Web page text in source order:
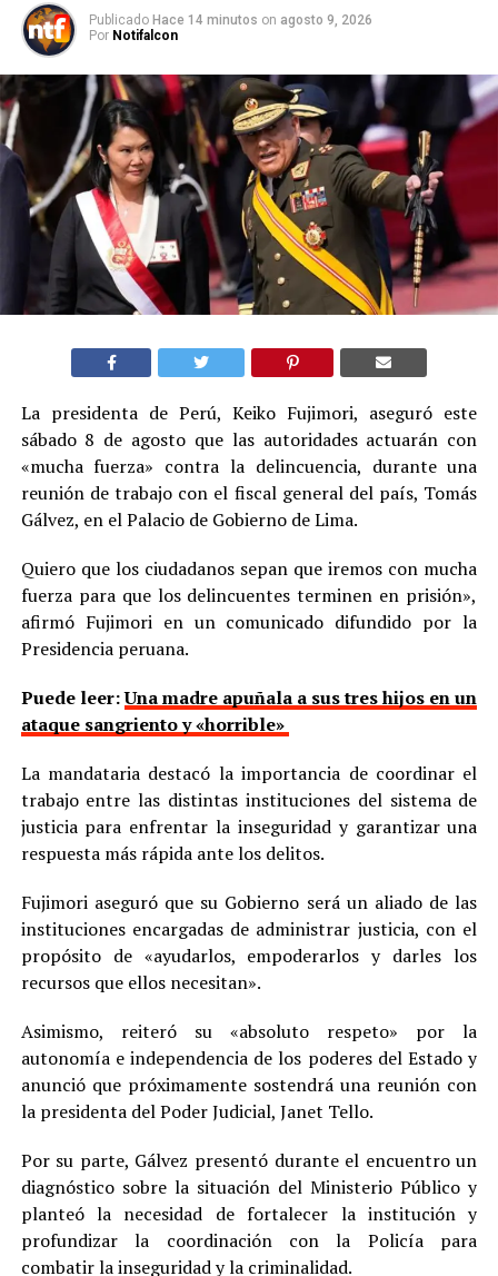
Publicado Hace 14 minutos on agosto 9, 2026
Por Notifalcon
La presidenta de Perú, Keiko Fujimori, aseguró este
sábado 8 de agosto que las autoridades actuarán con
«mucha fuerza» contra la delincuencia, durante una
reunión de trabajo con el fiscal general del país, Tomás
Gálvez, en el Palacio de Gobierno de Lima.
Quiero que los ciudadanos sepan que iremos con mucha
fuerza para que los delincuentes terminen en prisión»,
afirmó Fujimori en un comunicado difundido por la
Presidencia peruana.
Puede leer:Una madre apuñala a sus tres hijos en un
ataque sangriento y «horrible»
La mandataria destacó la importancia de coordinar el
trabajo entre las distintas instituciones del sistema de
justicia para enfrentar la inseguridad y garantizar una
respuesta más rápida ante los delitos.
Fujimori aseguró que su Gobierno será un aliado de las
instituciones encargadas de administrar justicia, con el
propósito de «ayudarlos, empoderarlos y darles los
recursos que ellos necesitan».
Asimismo, reiteró su «absoluto respeto» por la
autonomía e independencia de los poderes del Estado y
anunció que próximamente sostendrá una reunión con
la presidenta del Poder Judicial, Janet Tello.
Por su parte, Gálvez presentó durante el encuentro un
diagnóstico sobre la situación del Ministerio Público y
planteó la necesidad de fortalecer la institución y
profundizar la coordinación con la Policía para
combatir la inseguridad y la criminalidad.